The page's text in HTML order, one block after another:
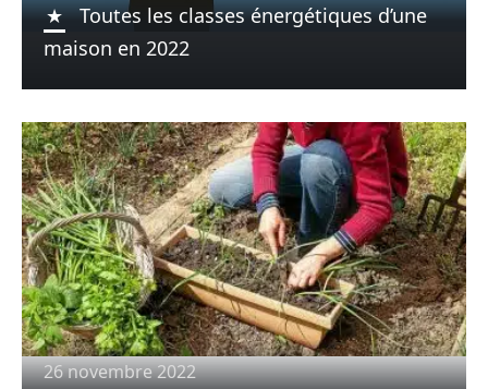
Toutes les classes énergétiques d’une
maison en 2022
26 novembre 2022